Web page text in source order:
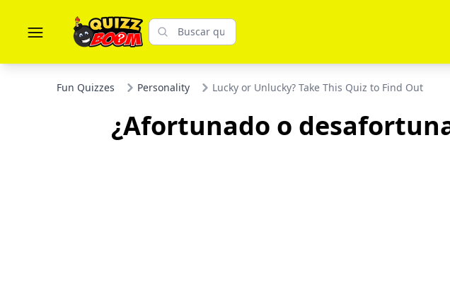
Fun Quizzes Personality Lucky or Unlucky? Take This Quiz to Find Out
¿Afortunado o